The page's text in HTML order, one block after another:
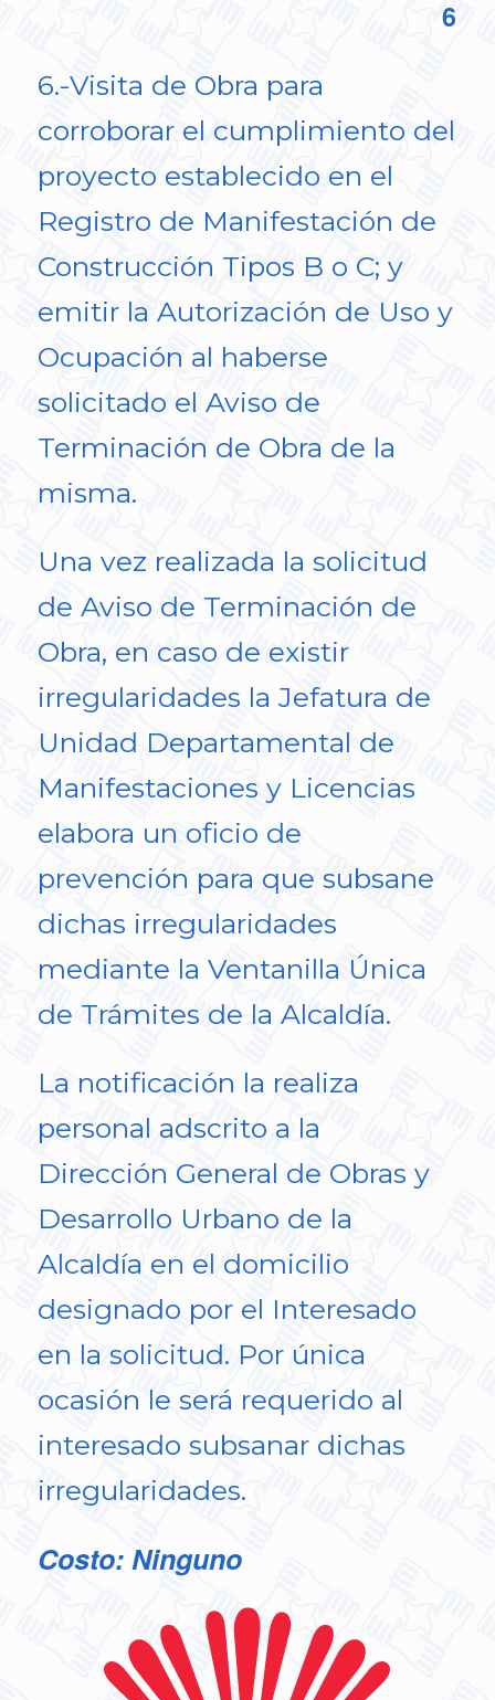
6
6.-Visita de Obra para
corroborar el cumplimiento del
proyecto establecido en el
Registro de Manifestación de
Construcción Tipos B o C; y
emitir la Autorización de Uso y
Ocupación al haberse
solicitado el Aviso de
Terminación de Obra de la
misma.
Una vez realizada la solicitud
de Aviso de Terminación de
Obra, en caso de existir
irregularidades la Jefatura de
Unidad Departamental de
Manifestaciones y Licencias
elabora un oficio de
prevención para que subsane
dichas irregularidades
mediante la Ventanilla Única
de Trámites de la Alcaldía.
La notificación la realiza
personal adscrito a la
Dirección General de Obras y
Desarrollo Urbano de la
Alcaldía en el domicilio
designado por el Interesado
en la solicitud. Por única
ocasión le será requerido al
interesado subsanar dichas
irregularidades.
Costo: Ninguno